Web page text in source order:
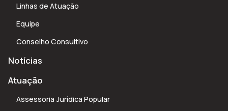
Linhas de Atuação
Equipe
Conselho Consultivo
Notícias
Atuação
Assessoria Jurídica Popular